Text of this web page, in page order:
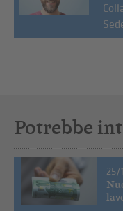
Potrebbe
25/